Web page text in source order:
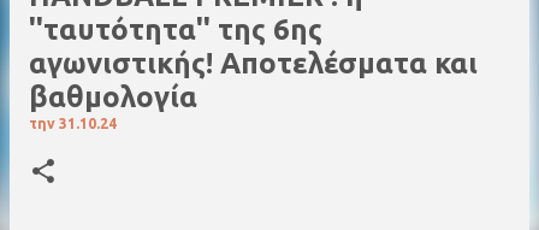
''ταυτότητα'' της 6ης
αγωνιστικής! Αποτελέσματα και
βαθμολογία
την 31.10.24